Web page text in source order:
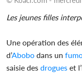
Les jeunes filles
Une opération des
d’Abobo dans un
saisie desdrogues et